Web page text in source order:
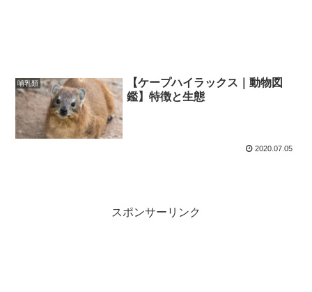
哺乳類
【ケープハイラックス｜動物図
鑑】特徴と生態
2020.07.05
スポンサーリンク